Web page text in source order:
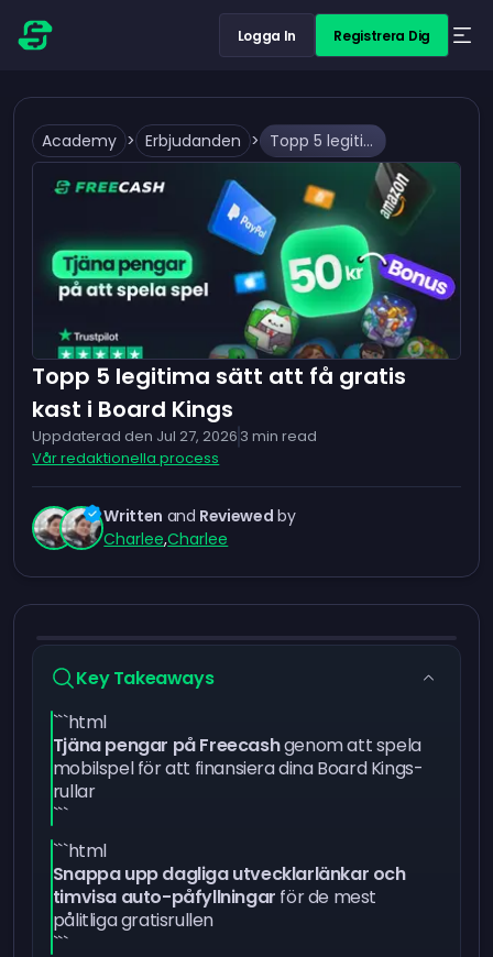
Logga In Registrera Dig
Academy > Erbjudanden > Topp 5 legitima sätt att få gratis kast i Board Kings
Topp 5 legitima sätt att få gratis
kast i Board Kings
Uppdaterad den Jul 27, 2026 3 min read
Vår redaktionella process
Written and Reviewed by
Charlee,Charlee
Key Takeaways
```html
Tjäna pengar på Freecashgenom att spela
mobilspel för att finansiera dina Board Kings-
rullar
```
```html
Snappa upp dagliga utvecklarlänkar och
timvisa auto-påfyllningar för de mest
pålitliga gratisrullen
```